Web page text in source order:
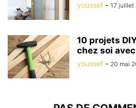
youssef - 17 juillet
10 projets
chez soi
youssef - 20 mai